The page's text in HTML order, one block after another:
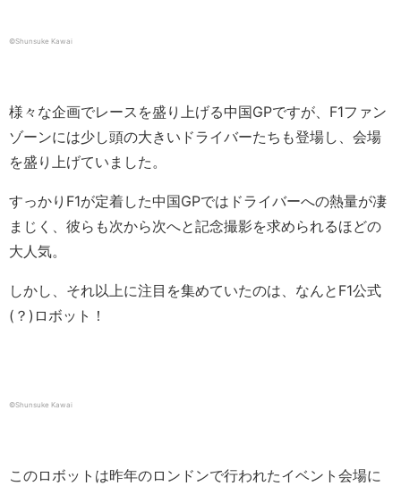
©Shunsuke Kawai
様々な企画でレースを盛り上げる中国GPですが、F1ファン
ゾーンには少し頭の大きいドライバーたちも登場し、会場
を盛り上げていました。
すっかりF1が定着した中国GPではドライバーへの熱量が凄
まじく、彼らも次から次へと記念撮影を求められるほどの
大人気。
しかし、それ以上に注目を集めていたのは、なんとF1公式
(？)ロボット！
©Shunsuke Kawai
このロボットは昨年のロンドンで行われたイベント会場に